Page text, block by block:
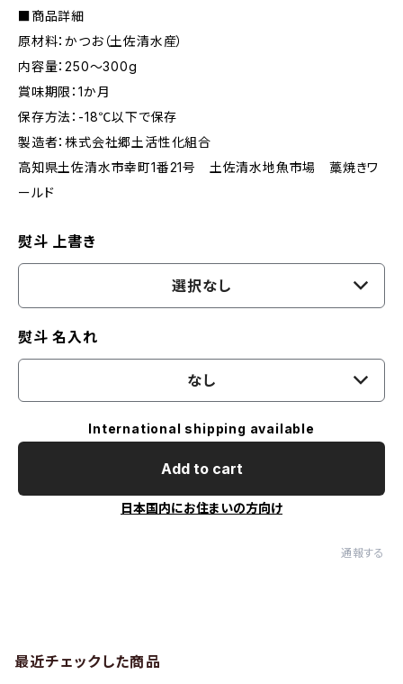
■商品詳細
原材料：かつお（土佐清水産）
内容量：250～300g
賞味期限：1か月
保存方法：-18℃以下で保存
製造者：株式会社郷土活性化組合
高知県土佐清水市幸町1番21号 土佐清水地魚市場 藁焼きワ
ールド
熨斗 上書き
選択なし
熨斗 名入れ
なし
International shipping available
Add to cart
日本国内にお住まいの方向け
通報する
最近チェックした商品